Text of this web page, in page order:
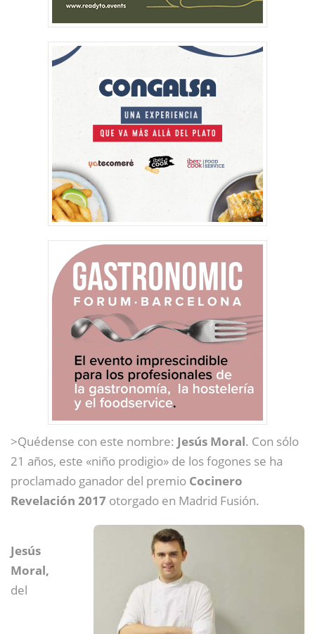
>Quédense con este nombre: Jesús Moral. Con sólo
21 años, este «niño prodigio» de los fogones se ha
proclamado ganador del premio Cocinero
Revelación 2017 otorgado en Madrid Fusión.
Jesús
Moral,
del